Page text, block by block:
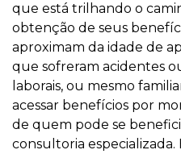
que está trilhando o
obtenção de seus
aproximam da idade de
que sofreram acidentes
laborais, ou mesmo
acessar benefícios por
de quem pode se
consultoria